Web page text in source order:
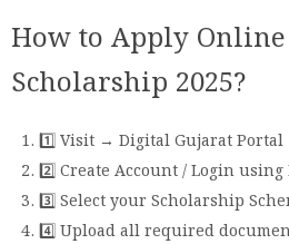
How to Apply
Scholarship 2025?
1️⃣ Visit → Digital Gujarat Portal
2️⃣ Create Account / Login using
3️⃣ Select your Scholarship
4️⃣ Upload all required